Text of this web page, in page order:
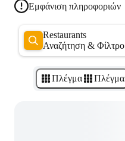
Εμφάνιση πληροφοριών
Restaurants
Αναζήτηση & Φίλτρο
Πλέγμα Πλέγμα